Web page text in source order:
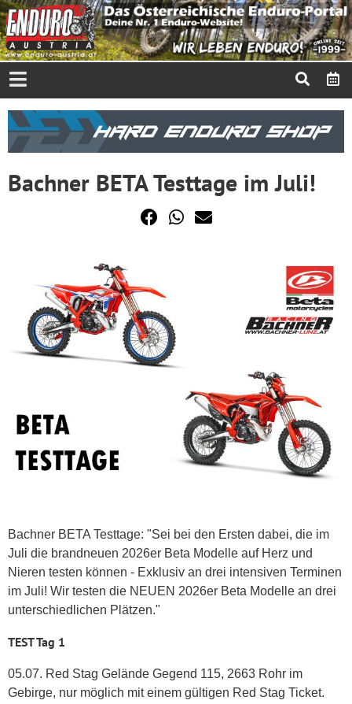
Bachner BETA Testtage im Juli!
Bachner BETA Testtage: "Sei bei den Ersten dabei, die im
Juli die brandneuen 2026er Beta Modelle auf Herz und
Nieren testen können - Exklusiv an drei intensiven Terminen
im Juli! Wir testen die NEUEN 2026er Beta Modelle an drei
unterschiedlichen Plätzen."
TEST Tag 1
05.07. Red Stag Gelände Gegend 115, 2663 Rohr im
Gebirge, nur möglich mit einem gültigen Red Stag Ticket.